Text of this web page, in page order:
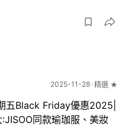
2025-11-28 精選 ★
五Black Friday優惠2025|
同款瑜珈服、美妝